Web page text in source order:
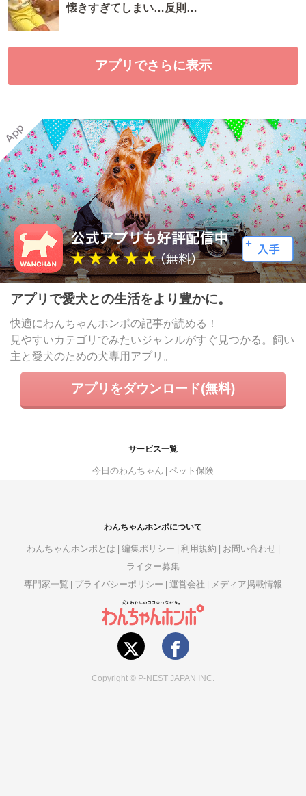
懐きすぎてしまい…反則…
アプリでさらに表示
アプリで愛犬との生活をより豊かに。
快適にわんちゃんホンポの記事が読める！
見やすいカテゴリでみたいジャンルがすぐ見つかる。飼い
主と愛犬のための犬専用アプリ。
アプリをダウンロード(無料)
サービス一覧
今日のわんちゃん ペット保険
わんちゃんホンポについて
わんちゃんホンポとは 編集ポリシー 利用規約
お問い合わせ
ライター募集
専門家一覧
プライバシーポリシー 運営会社 メディア掲載情報
Copyright © P-NEST JAPAN INC.